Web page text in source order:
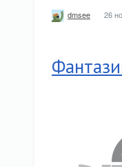
dmsee 26